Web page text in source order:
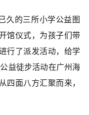
久的三所小学公益图
馆仪式，为孩子们带
行了派发活动，给学
益徒步活动在广州海
四面八方汇聚而来，